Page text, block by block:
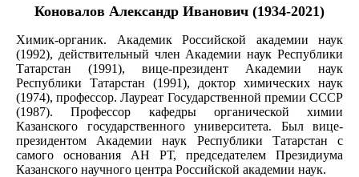
Коновалов Александр Иванович (1934-2021)
Химик-органик. Академик Российской академии наук
(1992), действительный член Академии наук Республики
Татарстан (1991), вице-президент Академии наук
Республики Татарстан (1991), доктор химических наук
(1974), профессор. Лауреат Государственной премии СССР
(1987). Профессор кафедры органической химии
Казанского государственного университета. Был вице-
президентом Академии наук Республики Татарстан с
самого основания АН РТ, председателем Президиума
Казанского научного центра Российской академии наук.